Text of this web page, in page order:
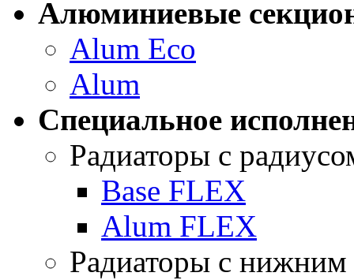
Алюминиевые
Alum Eco
Alum
Специальное
Радиаторы с
Base FLEX
Alum FLEX
Радиаторы с